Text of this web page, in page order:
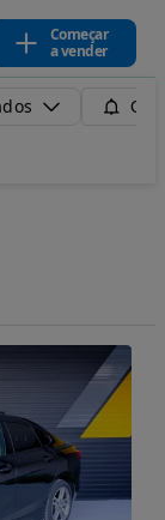
Começar
a vender